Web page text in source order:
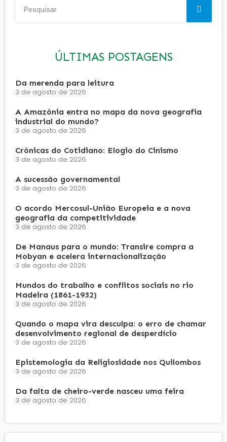
ÚLTIMAS POSTAGENS
Da merenda para leitura
3 de agosto de 2026
A Amazônia entra no mapa da nova geografia
industrial do mundo?
3 de agosto de 2026
Crônicas do Cotidiano: Elogio do Cinismo
3 de agosto de 2026
A sucessão governamental
3 de agosto de 2026
O acordo Mercosul-União Europeia e a nova
geografia da competitividade
3 de agosto de 2026
De Manaus para o mundo: Transire compra a
Mobyan e acelera internacionalização
3 de agosto de 2026
Mundos do trabalho e conflitos sociais no rio
Madeira (1861-1932)
3 de agosto de 2026
Quando o mapa vira desculpa: o erro de chamar
desenvolvimento regional de desperdício
3 de agosto de 2026
Epistemologia da Religiosidade nos Quilombos
3 de agosto de 2026
Da falta de cheiro-verde nasceu uma feira
3 de agosto de 2026